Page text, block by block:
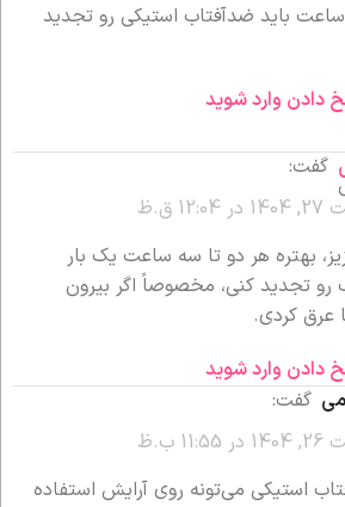
باید ضدآفتاب استیکی رو تجدید
دادن وارد شوید
گفت:
ق.ظ
بهتره هر دو تا سه ساعت یک بار
رو تجدید کنی، مخصوصاً اگر بیرون
عرق کردی.
دادن وارد شوید
گفت:
ب.ظ
استیکی می‌تونه روی آرایش استفاده